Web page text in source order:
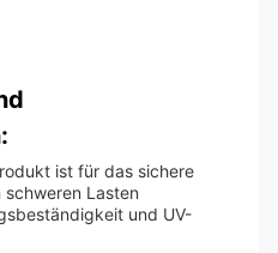
ist für das sichere
Lasten
und UV-